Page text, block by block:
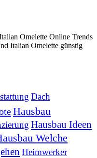
Omelette Online Trends
Italian Omelette günstig
Dach
Hausbau
Hausbau Ideen
Welche
Heimwerker